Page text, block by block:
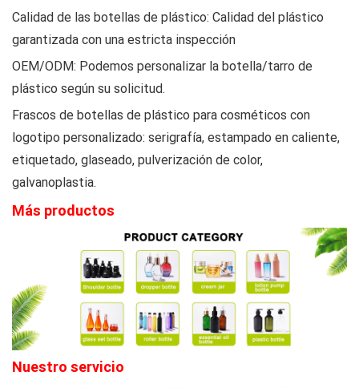
Calidad de las botellas de plástico: Calidad del plástico
garantizada con una estricta inspección
OEM/ODM: Podemos personalizar la botella/tarro de
plástico según su solicitud.
Frascos de botellas de plástico para cosméticos con
logotipo personalizado: serigrafía, estampado en caliente,
etiquetado, glaseado, pulverización de color,
galvanoplastia.
Más productos
Nuestro servicio